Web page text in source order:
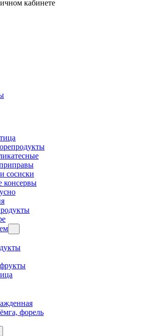
кабинете
сосиски
форель